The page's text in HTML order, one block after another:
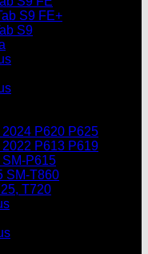
S9 FE+
S9
P620 P625
P613 P619
P615
SM-T860
T720